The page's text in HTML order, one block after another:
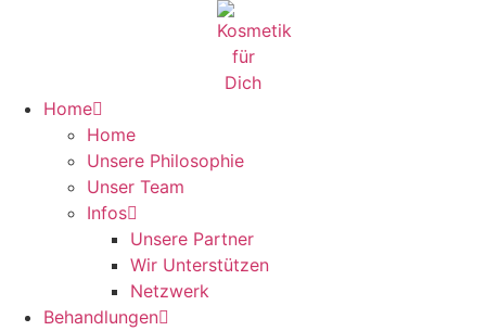
Home
Home
Unsere Philosophie
Unser Team
Infos
Unsere Partner
Wir Unterstützen
Netzwerk
Behandlungen